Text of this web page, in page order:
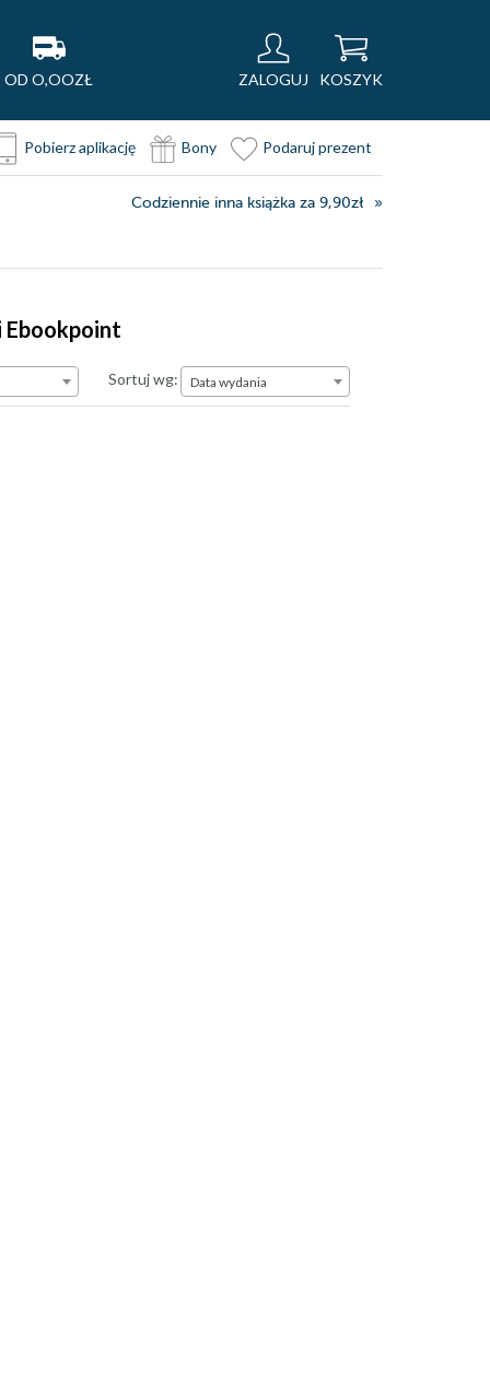
OD O,OOZŁ ZALOGUJ KOSZYK
Pobierz aplikację Bony Podaruj prezent
Codziennie inna książka za 9,90zł
Ebookpoint
Sortuj wg:Data wydania
Data wydania